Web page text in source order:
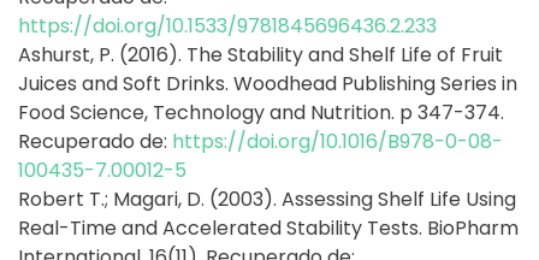
https://doi.org/10.1533/9781845696436.2.233
Ashurst, P. (2016). The Stability and Shelf Life of Fruit
Juices and Soft Drinks. Woodhead Publishing Series in
Food Science, Technology and Nutrition. p 347-374.
Recuperado de: https://doi.org/10.1016/B978-0-08-
100435-7.00012-5
Robert T.; Magari, D. (2003). Assessing Shelf Life Using
Real-Time and Accelerated Stability Tests. BioPharm